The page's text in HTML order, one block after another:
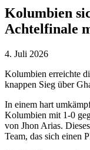
Kolumbien
Achtelfinale
4. Juli 2026
Kolumbien erreichte
knappen Sieg über
In einem hart
Kolumbien mit 1-0
von Jhon Arias.
Team, das sich einen